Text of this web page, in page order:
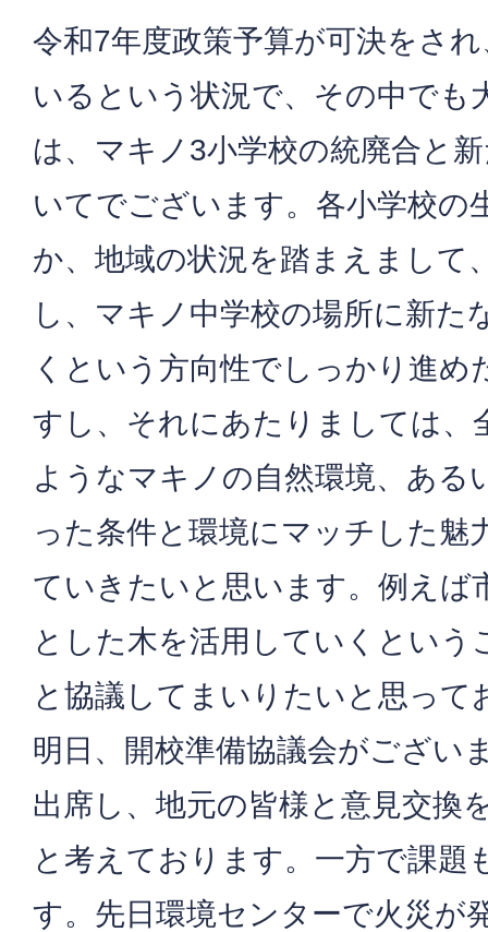
令和7年度政策予算が可決をさ
いるという状況で、その中でも
は、マキノ3小学校の統廃合と
いてでございます。各小学校の
か、地域の状況を踏まえまして
し、マキノ中学校の場所に新た
くという方向性でしっかり進め
すし、それにあたりましては、
ようなマキノの自然環境、ある
った条件と環境にマッチした魅
ていきたいと思います。例えば
とした木を活用していくという
と協議してまいりたいと思って
明日、開校準備協議会がござい
出席し、地元の皆様と意見交換
と考えております。一方で課題
す。先日環境センターで火災が